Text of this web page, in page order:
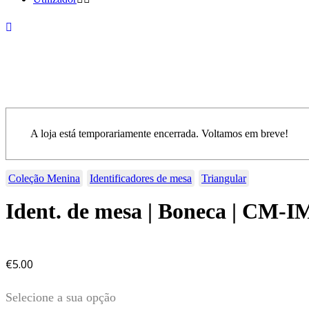
A loja está temporariamente encerrada. Voltamos em breve!
Coleção Menina Identificadores de mesa Triangular
Ident. de mesa | Boneca | CM-
€5.00
Selecione a sua opção